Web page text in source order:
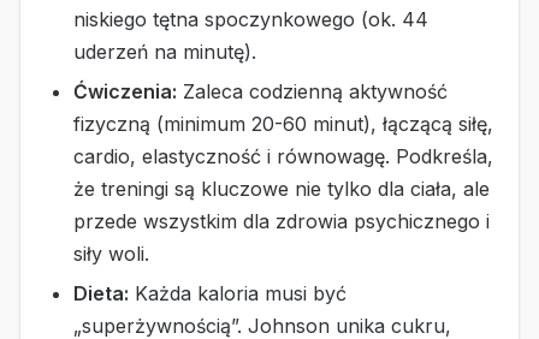
niskiego tętna spoczynkowego (ok. 44
uderzeń na minutę).
Ćwiczenia: Zaleca codzienną aktywność
fizyczną (minimum 20-60 minut), łączącą siłę,
cardio, elastyczność i równowagę. Podkreśla,
że treningi są kluczowe nie tylko dla ciała, ale
przede wszystkim dla zdrowia psychicznego i
siły woli.
Dieta: Każda kaloria musi być
„superżywnością”. Johnson unika cukru,